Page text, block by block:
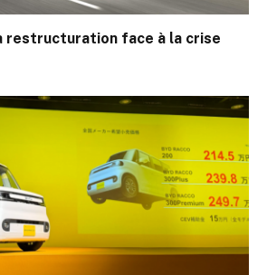
restructuration face à la crise